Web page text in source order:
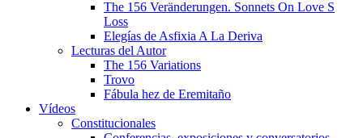
The 156 Veränderungen. Sonnets On Love S
Loss
Elegías de Asfixia A La Deriva
Lecturas del Autor
The 156 Variations
Trovo
Fábula hez de Eremitaño
Vídeos
Constitucionales